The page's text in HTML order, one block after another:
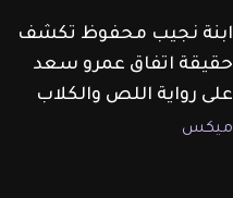
ابنة نجيب محفوظ تكشف
حقيقة اتفاق عمرو سعد
على رواية اللص والكلاب
ميكس